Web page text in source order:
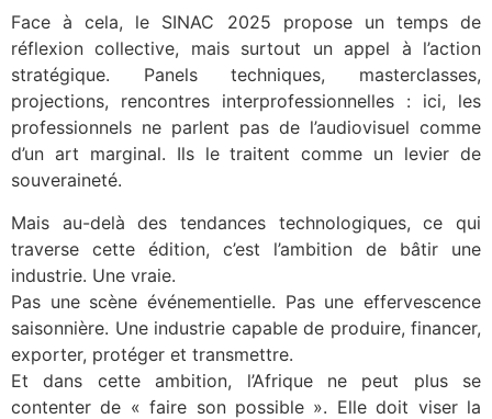
Face à cela, le SINAC 2025 propose un temps de
réflexion collective, mais surtout un appel à l’action
stratégique. Panels techniques, masterclasses,
projections, rencontres interprofessionnelles : ici, les
professionnels ne parlent pas de l’audiovisuel comme
d’un art marginal. Ils le traitent comme un levier de
souveraineté.
Mais au-delà des tendances technologiques, ce qui
traverse cette édition, c’est l’ambition de bâtir une
industrie. Une vraie.
Pas une scène événementielle. Pas une effervescence
saisonnière. Une industrie capable de produire, financer,
exporter, protéger et transmettre.
Et dans cette ambition, l’Afrique ne peut plus se
contenter de « faire son possible ». Elle doit viser la